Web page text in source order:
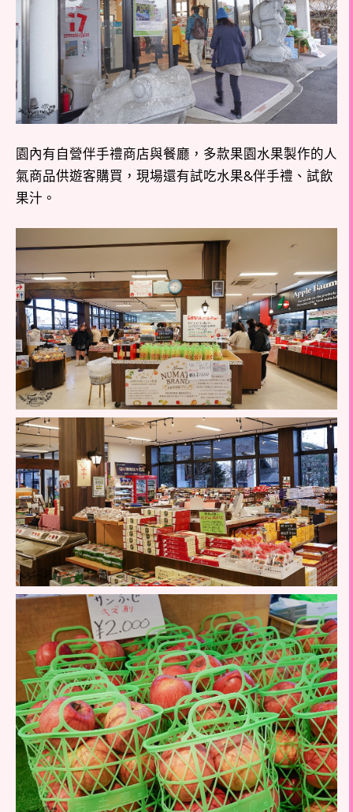
園內有自營伴手禮商店與餐廳，多款果園水果製作的人
氣商品供遊客購買，現場還有試吃水果&伴手禮、試飲
果汁。